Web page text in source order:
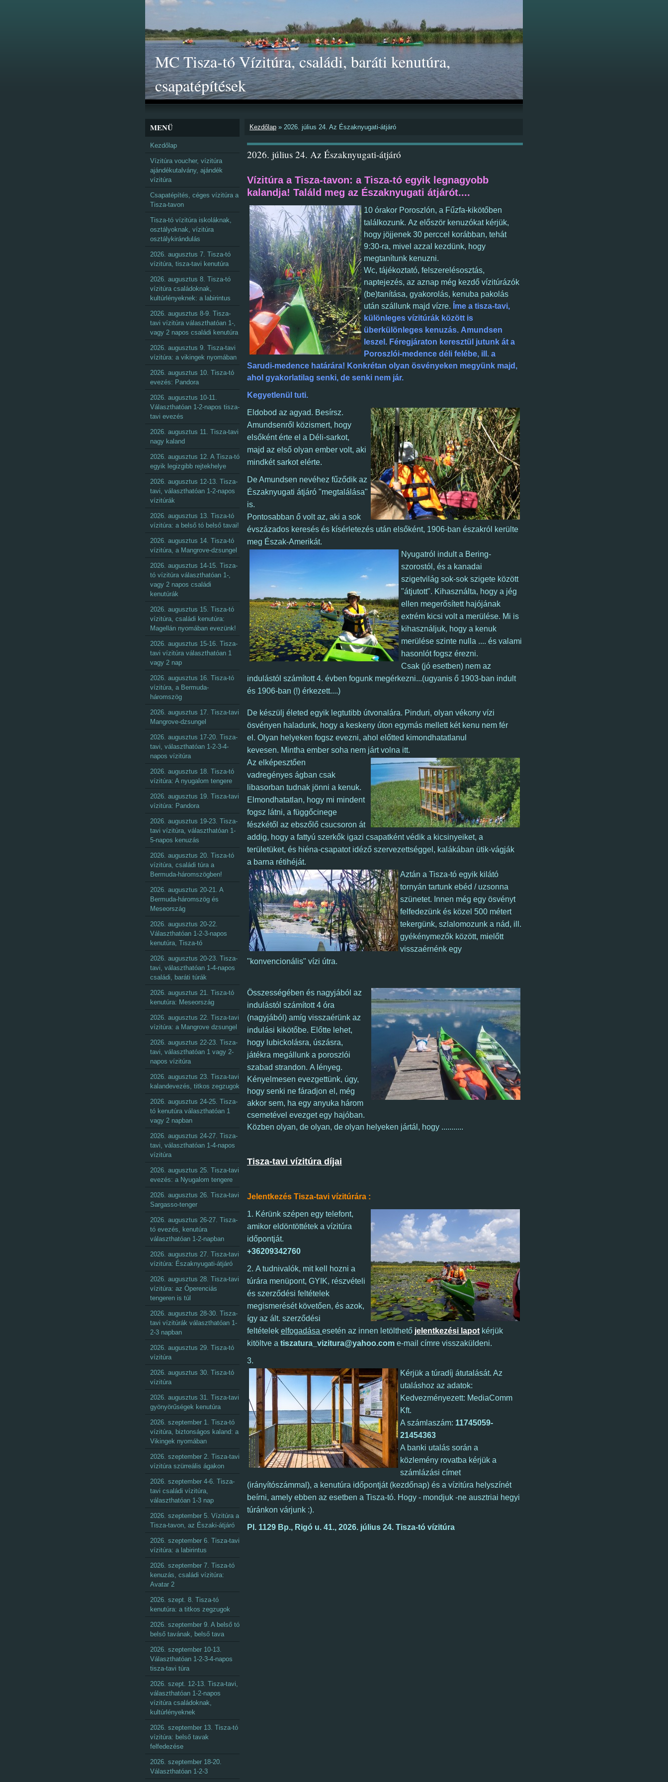
MC Tisza-tó Vízitúra, családi, baráti kenutúra,
csapatépítések
Kezdőlap » 2026. július 24. Az Északnyugati-átjáró
2026. július 24. Az Északnyugati-átjáró
Vízitúra a Tisza-tavon: a Tisza-tó egyik legnagyobb
kalandja! Találd meg az Északnyugati átjárót....
10 órakor Poroszlón, a Fűzfa-kikötőben
találkozunk. Az először kenuzókat kérjük,
hogy jöjjenek 30 perccel korábban, tehát
9:30-ra, mivel azzal kezdünk, hogy
megtanítunk kenuzni.
Wc, tájékoztató, felszerelésosztás,
naptejezés, az aznap még kezdő vízitúrázók
(be)tanítása, gyakorolás, kenuba pakolás
után szállunk majd vízre. Íme a tisza-tavi,
különleges vízitúrák között is
überkülönleges kenuzás. Amundsen
leszel. Féregjáraton keresztül jutunk át a
Poroszlói-medence déli felébe, ill. a
Sarudi-medence határára! Konkrétan olyan ösvényeken megyünk majd,
ahol gyakorlatilag senki, de senki nem jár.
Kegyetlenül tuti.
Eldobod az agyad. Besírsz.
Amundsenről közismert, hogy
elsőként érte el a Déli-sarkot,
majd az első olyan ember volt, aki
mindkét sarkot elérte.
De Amundsen nevéhez fűződik az
Északnyugati átjáró "megtalálása"
is.
Pontosabban ő volt az, aki a sok
évszázados keresés és kísérletezés után elsőként, 1906-ban északról kerülte
meg Észak-Amerikát.
Nyugatról indult a Bering-
szorostól, és a kanadai
szigetvilág sok-sok szigete között
"átjutott". Kihasználta, hogy a jég
ellen megerősített hajójának
extrém kicsi volt a merülése. Mi is
kihasználjuk, hogy a kenuk
merülése szinte nulla .... és valami
hasonlót fogsz érezni.
Csak (jó esetben) nem az
indulástól számított 4. évben fogunk megérkezni...(ugyanis ő 1903-ban indult
és 1906-ban (!) érkezett....)
De készülj életed egyik legtutibb útvonalára. Pinduri, olyan vékony vízi
ösvényen haladunk, hogy a keskeny úton egymás mellett két kenu nem fér
el. Olyan helyeken fogsz evezni, ahol előtted kimondhatatlanul
kevesen. Mintha ember soha nem járt volna itt.
Az elképesztően
vadregényes ágban csak
libasorban tudnak jönni a kenuk.
Elmondhatatlan, hogy mi mindent
fogsz látni, a függőcinege
fészkétől az ebszőlő csucsoron át
addig, hogy a fattyú szerkők igazi csapatként védik a kicsinyeiket, a
területüket, és hiéna-csapatot idéző szervezettséggel, kalákában ütik-vágják
a barna rétihéját.
Aztán a Tisza-tó egyik kilátó
tornyán tartunk ebéd / uzsonna
szünetet. Innen még egy ösvényt
felfedezünk és közel 500 métert
tekergünk, szlalomozunk a nád, ill.
gyékénymezők között, mielőtt
visszaérnénk egy
"konvencionális" vízi útra.
Összességében és nagyjából az
indulástól számított 4 óra
(nagyjából) amíg visszaérünk az
indulási kikötőbe. Előtte lehet,
hogy lubickolásra, úszásra,
játékra megállunk a poroszlói
szabad strandon. A lényeg.
Kényelmesen evezgettünk, úgy,
hogy senki ne fáradjon el, még
akkor sem, ha egy anyuka három
csemetével evezget egy hajóban.
Közben olyan, de olyan, de olyan helyeken jártál, hogy ...........
Tisza-tavi vízitúra díjai
Jelentkezés Tisza-tavi vízitúrára :
1. Kérünk szépen egy telefont,
amikor eldöntöttétek a vízitúra
időpontját.
+36209342760
2. A tudnivalók, mit kell hozni a
túrára menüpont, GYIK, részvételi
és szerződési feltételek
megismerését követően, és azok,
így az ált. szerződési
feltételek elfogadása esetén az innen letölthető jelentkezési lapot kérjük
kitöltve a tiszatura_vizitura@yahoo.com e-mail címre visszaküldeni.
3.
Kérjük a túradíj átutalását. Az
utaláshoz az adatok:
Kedvezményezett: MediaComm
Kft.
A számlaszám: 11745059-
21454363
A banki utalás során a
közlemény rovatba kérjük a
számlázási címet
(irányítószámmal), a kenutúra időpontját (kezdőnap) és a vízitúra helyszínét
beírni, amely ebben az esetben a Tisza-tó. Hogy - mondjuk -ne ausztriai hegyi
túránkon várjunk :).
Pl. 1129 Bp., Rigó u. 41., 2026. július 24. Tisza-tó vízitúra
MENÜ
Kezdőlap
Vízitúra voucher, vízitúra
ajándékutalvány, ajándék
vízitúra
Csapatépítés, céges vízitúra a
Tisza-tavon
Tisza-tó vízitúra iskoláknak,
osztályoknak, vízitúra
osztálykirándulás
2026. augusztus 7. Tisza-tó
vízitúra, tisza-tavi kenutúra
2026. augusztus 8. Tisza-tó
vízitúra családoknak,
kultúrlényeknek: a labirintus
2026. augusztus 8-9. Tisza-
tavi vízitúra választhatóan 1-,
vagy 2 napos családi kenutúra
2026. augusztus 9. Tisza-tavi
vízitúra: a vikingek nyomában
2026. augusztus 10. Tisza-tó
evezés: Pandora
2026. augusztus 10-11.
Választhatóan 1-2-napos tisza-
tavi evezés
2026. augusztus 11. Tisza-tavi
nagy kaland
2026. augusztus 12. A Tisza-tó
egyik legizgibb rejtekhelye
2026. augusztus 12-13. Tisza-
tavi, választhatóan 1-2-napos
vízitúrák
2026. augusztus 13. Tisza-tó
vízitúra: a belső tó belső tavai!
2026. augusztus 14. Tisza-tó
vízitúra, a Mangrove-dzsungel
2026. augusztus 14-15. Tisza-
tó vízitúra választhatóan 1-,
vagy 2 napos családi
kenutúrák
2026. augusztus 15. Tisza-tó
vízitúra, családi kenutúra:
Magellán nyomában evezünk!
2026. augusztus 15-16. Tisza-
tavi vízitúra választhatóan 1
vagy 2 nap
2026. augusztus 16. Tisza-tó
vízitúra, a Bermuda-
háromszög
2026. augusztus 17. Tisza-tavi
Mangrove-dzsungel
2026. augusztus 17-20. Tisza-
tavi, választhatóan 1-2-3-4-
napos vízitúra
2026. augusztus 18. Tisza-tó
vízitúra: A nyugalom tengere
2026. augusztus 19. Tisza-tavi
vízitúra: Pandora
2026. augusztus 19-23. Tisza-
tavi vízitúra, választhatóan 1-
5-napos kenuzás
2026. augusztus 20. Tisza-tó
vízitúra, családi túra a
Bermuda-háromszögben!
2026. augusztus 20-21. A
Bermuda-háromszög és
Meseország
2026. augusztus 20-22.
Választhatóan 1-2-3-napos
kenutúra, Tisza-tó
2026. augusztus 20-23. Tisza-
tavi, választhatóan 1-4-napos
családi, baráti túrák
2026. augusztus 21. Tisza-tó
kenutúra: Meseország
2026. augusztus 22. Tisza-tavi
vízitúra: a Mangrove dzsungel
2026. augusztus 22-23. Tisza-
tavi, választhatóan 1 vagy 2-
napos vízitúra
2026. augusztus 23. Tisza-tavi
kalandevezés, titkos zegzugok
2026. augusztus 24-25. Tisza-
tó kenutúra választhatóan 1
vagy 2 napban
2026. augusztus 24-27. Tisza-
tavi, választhatóan 1-4-napos
vízitúra
2026. augusztus 25. Tisza-tavi
evezés: a Nyugalom tengere
2026. augusztus 26. Tisza-tavi
Sargasso-tenger
2026. augusztus 26-27. Tisza-
tó evezés, kenutúra
választhatóan 1-2-napban
2026. augusztus 27. Tisza-tavi
vízitúra: Északnyugati-átjáró
2026. augusztus 28. Tisza-tavi
vízitúra: az Óperenciás
tengeren is túl
2026. augusztus 28-30. Tisza-
tavi vízitúrák választhatóan 1-
2-3 napban
2026. augusztus 29. Tisza-tó
vízitúra
2026. augusztus 30. Tisza-tó
vízitúra
2026. augusztus 31. Tisza-tavi
gyönyörűségek kenutúra
2026. szeptember 1. Tisza-tó
vízitúra, biztonságos kaland: a
Vikingek nyomában
2026. szeptember 2. Tisza-tavi
vízitúra szürreális ágakon
2026. szeptember 4-6. Tisza-
tavi családi vízitúra,
választhatóan 1-3 nap
2026. szeptember 5. Vízitúra a
Tisza-tavon, az Északi-átjáró
2026. szeptember 6. Tisza-tavi
vízitúra: a labirintus
2026. szeptember 7. Tisza-tó
kenuzás, családi vízitúra:
Avatar 2
2026. szept. 8. Tisza-tó
kenutúra: a titkos zegzugok
2026. szeptember 9. A belső tó
belső tavának, belső tava
2026. szeptember 10-13.
Választhatóan 1-2-3-4-napos
tisza-tavi túra
2026. szept. 12-13. Tisza-tavi,
választhatóan 1-2-napos
vízitúra családoknak,
kultúrlényeknek
2026. szeptember 13. Tisza-tó
vízitúra: belső tavak
felfedezése
2026. szeptember 18-20.
Választhatóan 1-2-3